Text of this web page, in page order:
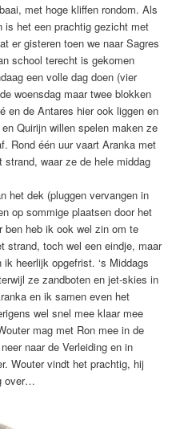
met hoge kliffen rondom. Als
is het een prachtig gezicht met
er gisteren toen we naar Sagres
school terecht is gekomen
een volle dag doen (vier
woensdag maar twee blokken
en de Antares hier ook liggen en
Quirijn willen spelen maken ze
Rond één uur vaart Aranka met
waar ze de hele middag
het dek (pluggen vervangen in
op sommige plaatsen door het
heb ik ook wel zin om te
strand, toch wel een eindje, maar
heerlijk opgefrist. ‘s Middags
ze zandboten en jet-skies in
en ik samen even het
wel snel mee klaar mee
mag met Ron mee in de
naar de Verleiding en in
Wouter vindt het prachtig, hij
over…